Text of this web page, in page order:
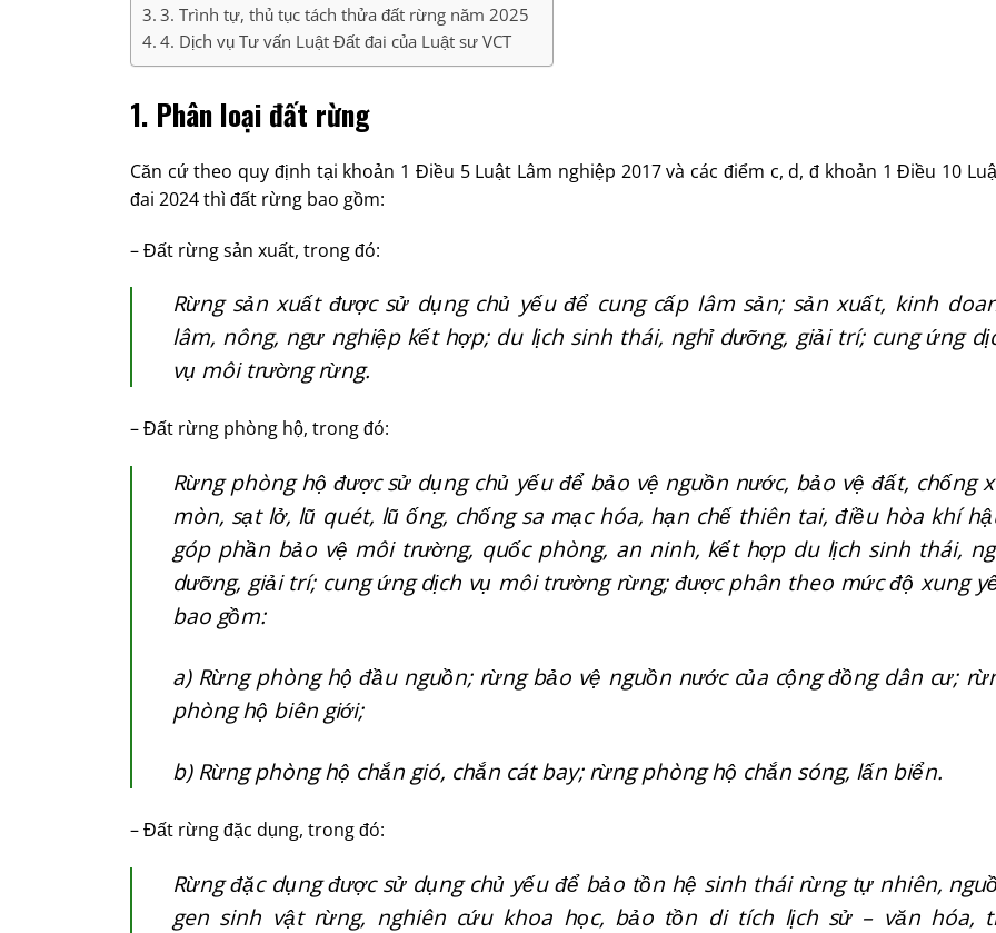
3. Trình tự, thủ tục tách thửa đất rừng năm 2025
4. Dịch vụ Tư vấn Luật Đất đai của Luật sư VCT
1. Phân loại đất rừng
Căn cứ theo quy định tại khoản 1 Điều 5 Luật Lâm nghiệp 2017 và các điểm c, d, đ khoản 1 Điều 10
đai 2024 thì đất rừng bao gồm:
– Đất rừng sản xuất, trong đó:
Rừng sản xuất được sử dụng chủ yếu để cung cấp lâm sản; sản xuất, kinh
lâm, nông, ngư nghiệp kết hợp; du lịch sinh thái, nghỉ dưỡng, giải trí; cung ứng
vụ môi trường rừng.
– Đất rừng phòng hộ, trong đó:
Rừng phòng hộ được sử dụng chủ yếu để bảo vệ nguồn nước, bảo vệ đất, chống
mòn, sạt lở, lũ quét, lũ ống, chống sa mạc hóa, hạn chế thiên tai, điều hòa khí
góp phần bảo vệ môi trường, quốc phòng, an ninh, kết hợp du lịch sinh thái,
dưỡng, giải trí; cung ứng dịch vụ môi trường rừng; được phân theo mức độ xung
bao gồm:
a) Rừng phòng hộ đầu nguồn; rừng bảo vệ nguồn nước của cộng đồng dân cư;
phòng hộ biên giới;
b) Rừng phòng hộ chắn gió, chắn cát bay; rừng phòng hộ chắn sóng, lấn biển.
– Đất rừng đặc dụng, trong đó:
Rừng đặc dụng được sử dụng chủ yếu để bảo tồn hệ sinh thái rừng tự nhiên,
gen sinh vật rừng, nghiên cứu khoa học, bảo tồn di tích lịch sử – văn hóa,